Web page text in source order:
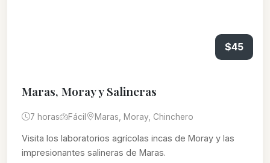
$45
Maras, Moray y Salineras
7 horas Fácil Maras, Moray, Chinchero
Visita los laboratorios agrícolas incas de Moray y las
impresionantes salineras de Maras.